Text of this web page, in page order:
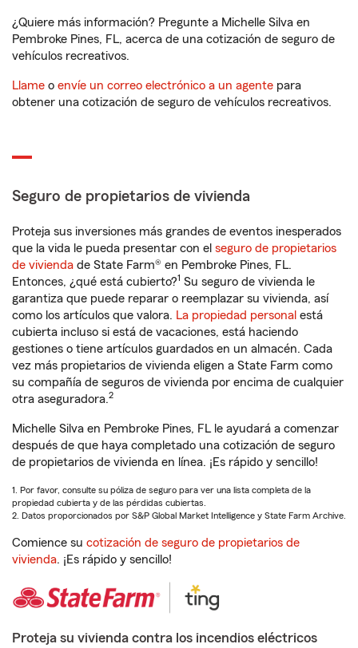
¿Quiere más información? Pregunte a Michelle Silva en
Pembroke Pines, FL, acerca de una cotización de seguro de
vehículos recreativos.
Llame o envíe un correo electrónico a un agente para
obtener una cotización de seguro de vehículos recreativos.
Seguro de propietarios de vivienda
Proteja sus inversiones más grandes de eventos inesperados
que la vida le pueda presentar con el seguro de propietarios
de vivienda de State Farm® en Pembroke Pines, FL.
Entonces, ¿qué está cubierto?1 Su seguro de vivienda le
garantiza que puede reparar o reemplazar su vivienda, así
como los artículos que valora. La propiedad personal está
cubierta incluso si está de vacaciones, está haciendo
gestiones o tiene artículos guardados en un almacén. Cada
vez más propietarios de vivienda eligen a State Farm como
su compañía de seguros de vivienda por encima de cualquier
otra aseguradora.2
Michelle Silva en Pembroke Pines, FL le ayudará a comenzar
después de que haya completado una cotización de seguro
de propietarios de vivienda en línea. ¡Es rápido y sencillo!
1. Por favor, consulte su póliza de seguro para ver una lista completa de la
propiedad cubierta y de las pérdidas cubiertas.
2. Datos proporcionados por S&P Global Market Intelligence y State Farm Archive.
Comience su cotización de seguro de propietarios de
vivienda. ¡Es rápido y sencillo!
Proteja su vivienda contra los incendios eléctricos